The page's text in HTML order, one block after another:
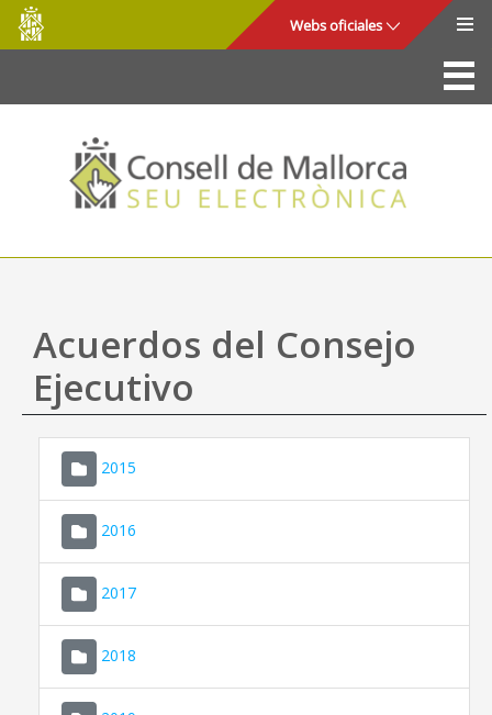
Saltar al contenido principal
Consell
de
Mallorca
Webs oficiales
La Sede
Consejo de Mallorca
Acceso y seguridad
Utilidades
Mapa web
Ayuda
Acuerdos del Consejo
Ejecutivo
2015
2016
2017
2018